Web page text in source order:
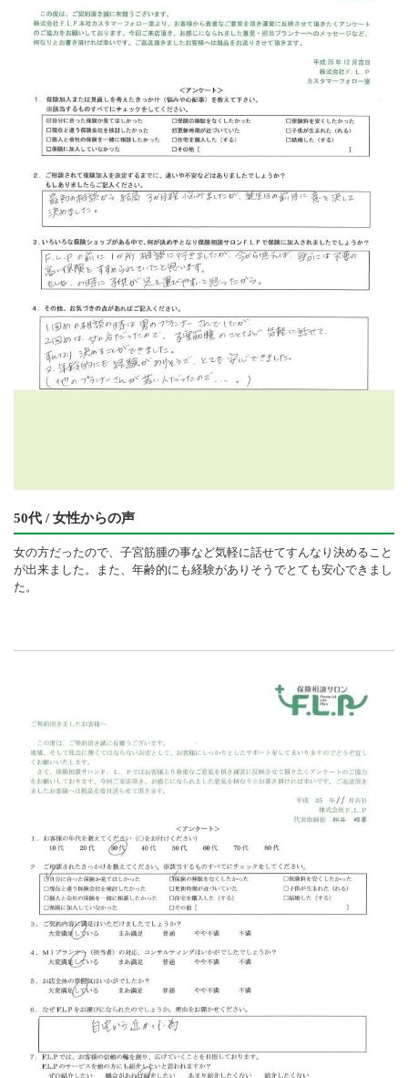
50代 / 女性からの声
女の方だったので、子宮筋腫の事など気軽に話せてすんなり決めること
が出来ました。また、年齢的にも経験がありそうでとても安心できまし
た。